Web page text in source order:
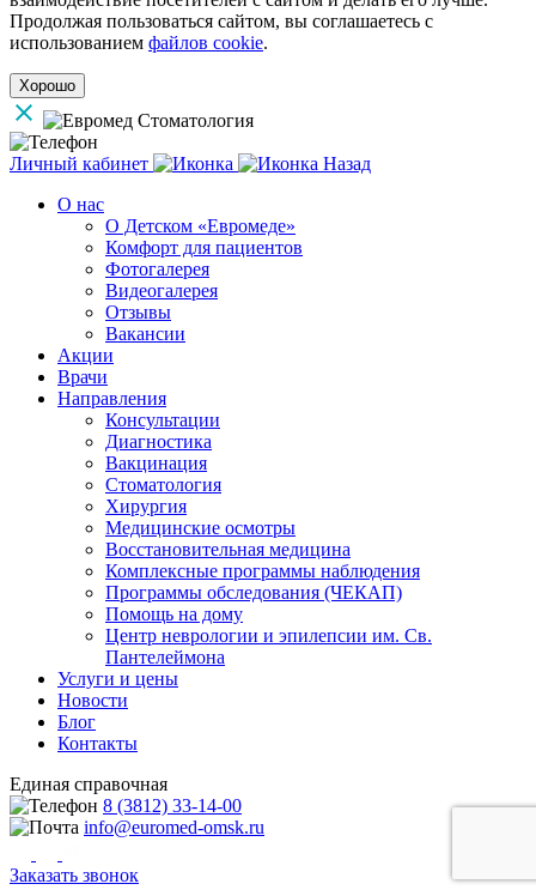
Продолжая пользоваться сайтом, вы соглашаетесь с
использованием файлов cookie.
Хорошо
Личный кабинет
Назад
О нас
О Детском «Евромеде»
Комфорт для пациентов
Фотогалерея
Видеогалерея
Отзывы
Вакансии
Акции
Врачи
Направления
Консультации
Диагностика
Вакцинация
Стоматология
Хирургия
Медицинские осмотры
Восстановительная медицина
Комплексные программы наблюдения
Программы обследования (ЧЕКАП)
Помощь на дому
Центр неврологии и эпилепсии им. Св.
Пантелеймона
Услуги и цены
Новости
Блог
Контакты
Единая справочная
8 (3812) 33-14-00
info@euromed-omsk.ru
Заказать звонок